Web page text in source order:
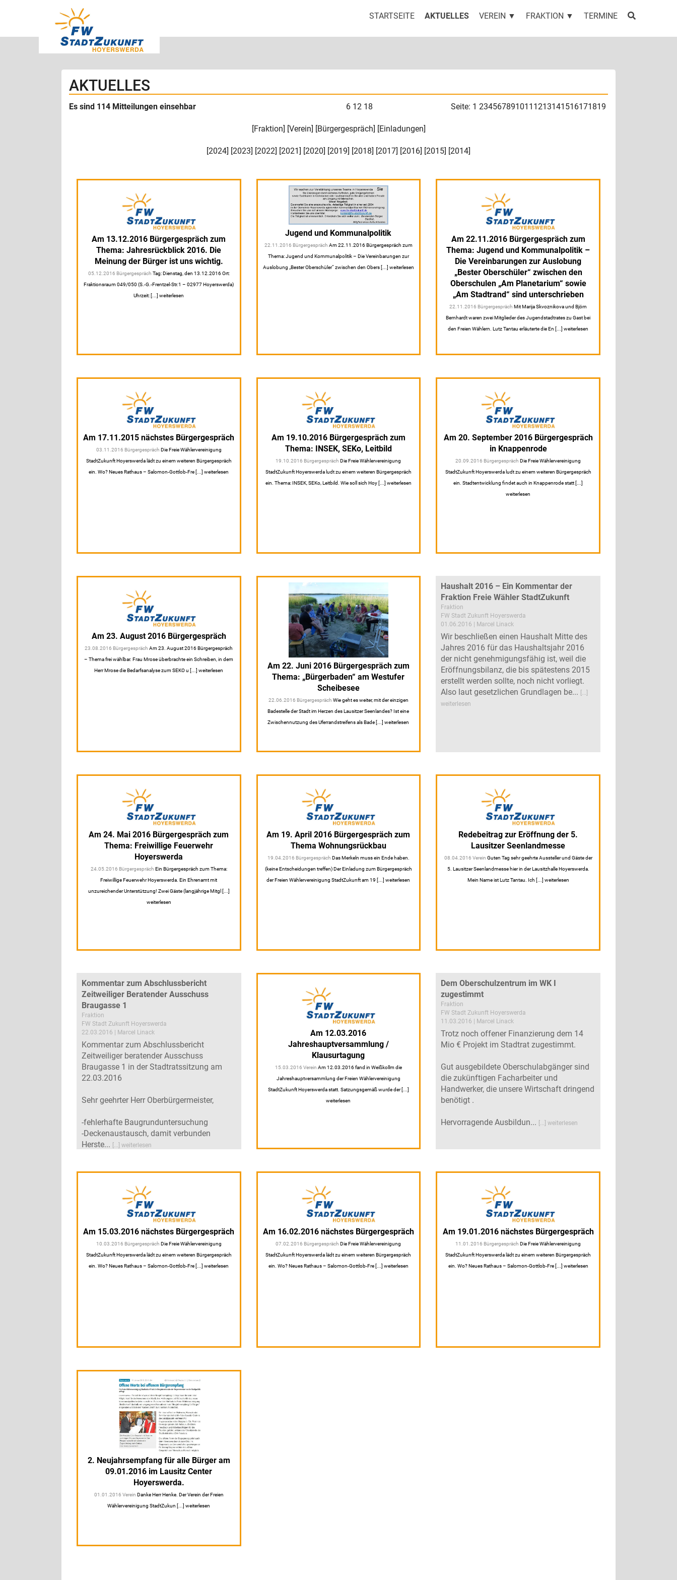
STARTSEITE AKTUELLES VEREIN ▼ FRAKTION ▼ TERMINE
AKTUELLES
Es sind 114 Mitteilungen einsehbar 6 12 18 Seite: 1 234567891011 1213141516171819
[Fraktion] [Verein] [Bürgergespräch] [Einladungen]
[2024] [2023] [2022] [2021] [2020] [2019] [2018] [2017] [2016] [2015] [2014]
Am 13.12.2016 Bürgergespräch zum
Thema: Jahresrückblick 2016. Die
Meinung der Bürger ist uns wichtig.
05.12.2016 Bürgergespräch Tag: Dienstag, den 13.12.2016 Ort:
Fraktionsraum 049/050 (S.-G.-Frentzel-Str.1 – 02977 Hoyerswerda)
Uhrzeit: [...] weiterlesen
Jugend und Kommunalpolitik
22.11.2016 Bürgergespräch Am 22.11.2016 Bürgergespräch zum
Thema: Jugend und Kommunalpolitik – Die Vereinbarungen zur
Auslobung „Bester Oberschüler“ zwischen den Obers [...] weiterlesen
Am 22.11.2016 Bürgergespräch zum
Thema: Jugend und Kommunalpolitik –
Die Vereinbarungen zur Auslobung
„Bester Oberschüler“ zwischen den
Oberschulen „Am Planetarium“ sowie
„Am Stadtrand“ sind unterschrieben
22.11.2016 BürgergesprächMit Marija Skvoznikova und Björn
Bernhardt waren zwei Mitglieder des Jugendstadtrates zu Gast bei
den Freien Wählern. Lutz Tantau erläuterte die En [...] weiterlesen
Am 17.11.2015 nächstes Bürgergespräch
03.11.2016 Bürgergespräch Die Freie Wählervereinigung
StadtZukunft Hoyerswerda lädt zu einem weiteren Bürgergespräch
ein. Wo? Neues Rathaus – Salomon-Gottlob-Fre [...] weiterlesen
Am 19.10.2016 Bürgergespräch zum
Thema: INSEK, SEKo, Leitbild
19.10.2016 BürgergesprächDie Freie Wählervereinigung
StadtZukunft Hoyerswerda ludt zu einem weiteren Bürgergespräch
ein. Thema: INSEK, SEKo, Leitbild. Wie soll sich Hoy [...] weiterlesen
Am 20. September 2016 Bürgergespräch
in Knappenrode
20.09.2016 BürgergesprächDie Freie Wählervereinigung
StadtZukunft Hoyerswerda ludt zu einem weiteren Bürgergespräch
ein. Stadtentwicklung findet auch in Knappenrode statt [...]
weiterlesen
Am 23. August 2016 Bürgergespräch
23.08.2016 BürgergesprächAm 23. August 2016 Bürgergespräch
– Thema frei wählbar. Frau Mrose überbrachte ein Schreiben, in dem
Herr Mrose die Bedarfsanalyse zum SEKO u [...] weiterlesen
Am 22. Juni 2016 Bürgergespräch zum
Thema: „Bürgerbaden“ am Westufer
Scheibesee
22.06.2016 Bürgergespräch Wie geht es weiter, mit der einzigen
Badestelle der Stadt im Herzen des Lausitzer Seenlandes? Ist eine
Zwischennutzung des Uferrandstreifens als Bade [...] weiterlesen
Haushalt 2016 – Ein Kommentar der
Fraktion Freie Wähler StadtZukunft
Fraktion
FW Stadt Zukunft Hoyerswerda
01.06.2016 | Marcel Linack
Wir beschließen einen Haushalt Mitte des
Jahres 2016 für das Haushaltsjahr 2016
der nicht genehmigungsfähig ist, weil die
Eröffnungsbilanz, die bis spätestens 2015
erstellt werden sollte, noch nicht vorliegt.
Also laut gesetzlichen Grundlagen be...
[...]
weiterlesen
Am 24. Mai 2016 Bürgergespräch zum
Thema: Freiwillige Feuerwehr
Hoyerswerda
24.05.2016 Bürgergespräch Ein Bürgergespräch zum Thema:
Freiwillige Feuerwehr Hoyerswerda. Ein Ehrenamt mit
unzureichender Unterstützung! Zwei Gäste (langjährige Mitgl [...]
weiterlesen
Am 19. April 2016 Bürgergespräch zum
Thema Wohnungsrückbau
19.04.2016 Bürgergespräch Das Merkeln muss ein Ende haben.
(keine Entscheidungen treffen) Der Einladung zum Bürgergespräch
der Freien Wählervereinigung StadtZukunft am 19 [...] weiterlesen
Redebeitrag zur Eröffnung der 5.
Lausitzer Seenlandmesse
08.04.2016 Verein Guten Tag sehr geehrte Aussteller und Gäste der
5. Lausitzer Seenlandmesse hier in der Lausitzhalle Hoyerswerda.
Mein Name ist Lutz Tantau. Ich [...] weiterlesen
Kommentar zum Abschlussbericht
Zeitweiliger Beratender Ausschuss
Braugasse 1
Fraktion
FW Stadt Zukunft Hoyerswerda
22.03.2016 | Marcel Linack
Kommentar zum Abschlussbericht
Zeitweiliger beratender Ausschuss
Braugasse 1 in der Stadtratssitzung am
22.03.2016
Sehr geehrter Herr Oberbürgermeister,
-fehlerhafte Baugrunduntersuchung
-Deckenaustausch, damit verbunden
Herste...
[...] weiterlesen
Am 12.03.2016
Jahreshauptversammlung /
Klausurtagung
15.03.2016 Verein Am 12.03.2016 fand in Weißkollm die
Jahreshauptversammlung der Freien Wählervereinigung
StadtZukunft Hoyerswerda statt. Satzungsgemäß wurde der [...]
weiterlesen
Dem Oberschulzentrum im WK I
zugestimmt
Fraktion
FW Stadt Zukunft Hoyerswerda
11.03.2016 | Marcel Linack
Trotz noch offener Finanzierung dem 14
Mio € Projekt im Stadtrat zugestimmt.
Gut ausgebildete Oberschulabgänger sind
die zukünftigen Facharbeiter und
Handwerker, die unsere Wirtschaft dringend
benötigt .
Hervorragende Ausbildun... [...] weiterlesen
Am 15.03.2016 nächstes Bürgergespräch
10.03.2016 Bürgergespräch Die Freie Wählervereinigung
StadtZukunft Hoyerswerda lädt zu einem weiteren Bürgergespräch
ein. Wo? Neues Rathaus – Salomon-Gottlob-Fre [...] weiterlesen
Am 16.02.2016 nächstes Bürgergespräch
07.02.2016 BürgergesprächDie Freie Wählervereinigung
StadtZukunft Hoyerswerda lädt zu einem weiteren Bürgergespräch
ein. Wo? Neues Rathaus – Salomon-Gottlob-Fre [...] weiterlesen
Am 19.01.2016 nächstes Bürgergespräch
11.01.2016 BürgergesprächDie Freie Wählervereinigung
StadtZukunft Hoyerswerda lädt zu einem weiteren Bürgergespräch
ein. Wo? Neues Rathaus – Salomon-Gottlob-Fre [...] weiterlesen
2. Neujahrsempfang für alle Bürger am
09.01.2016 im Lausitz Center
Hoyerswerda.
01.01.2016 Verein Danke Herr Henke. Der Verein der Freien
Wählervereinigung StadtZukun [...] weiterlesen